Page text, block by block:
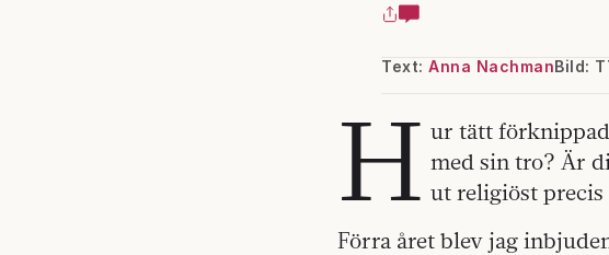
Text: Anna NachmanBild:
H ur tätt
med sin tro? Är
ut religiöst
Förra året blev jag